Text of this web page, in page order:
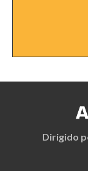
Dirigido